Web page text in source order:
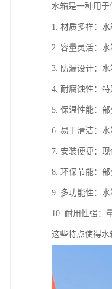
水箱是一种用于
1. 材质多样：
2. 容量灵活：
3. 防漏设计：
4. 耐腐蚀性：
5. 保温性能：
6. 易于清洁：
7. 安装便捷：
8. 环保节能：
9. 多功能性：
10. 耐用性强：
这些特点使得水